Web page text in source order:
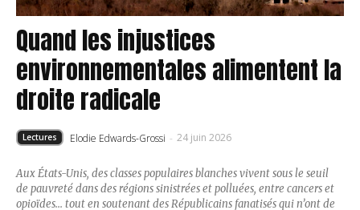
Quand les injustices
environnementales alimentent la
droite radicale
Lectures Elodie Edwards-Grossi - 24 juin 2026
Aux États-Unis, des classes populaires blanches vivent sous le seuil
de pauvreté dans des régions sinistrées et polluées, entre cancers et
opioïdes... tout en soutenant des Républicains fanatisés qui n’ont de